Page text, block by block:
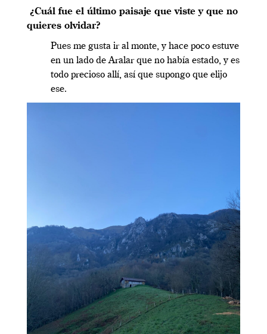
¿Cuál fue el último paisaje que viste y que no
quieres olvidar?
Pues me gusta ir al monte, y hace poco estuve
en un lado de Aralar que no había estado, y es
todo precioso allí, así que supongo que elijo
ese.